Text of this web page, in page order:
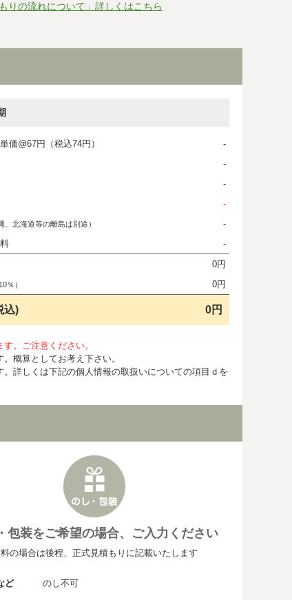
もりの流れについて」詳しくはこちら
価@67円（税込74円）
-
-
-
-
、北海道等の離島は別途）
-
-
0円
％） 0円
込) 0円
。ご注意ください。
概算としてお考え下さい。
詳しくは下記の個人情報の取扱いについての項目ｄを
包装をご希望の場合、ご入力ください
の場合は後程、正式見積もりに記載いたします
ど のし不可